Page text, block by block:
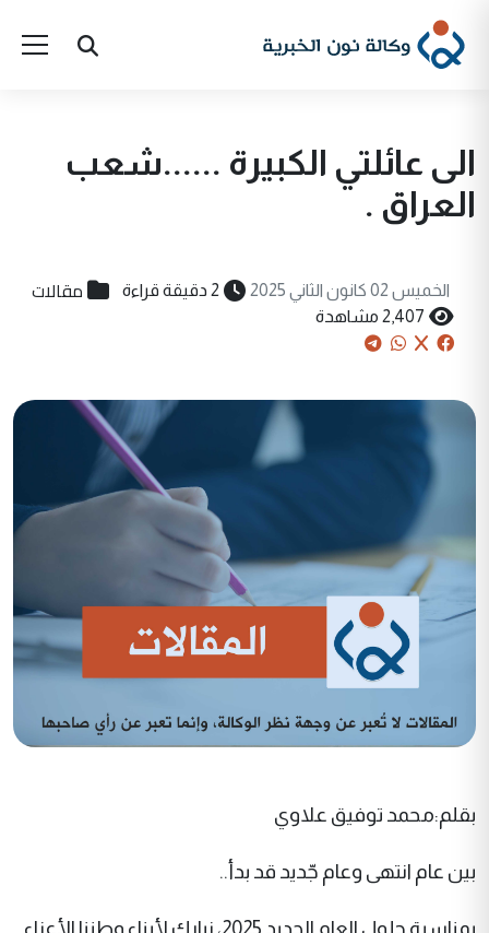
الى عائلتي الكبيرة ......شعب
العراق .
الخميس 02 كانون الثاني 2025 2 دقيقة قراءة مقالات
2,407 مشاهدة
بقلم:محمد توفيق علاوي
بين عام انتهى وعام جّديد قد بدأ..
بمناسبة حلول العام الجديد 2025، نبارك لأبناء وطننا الأعزاء